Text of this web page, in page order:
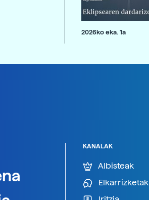
2026ko eka. 1a
KANALAK
Albisteak
Elkarrizketak